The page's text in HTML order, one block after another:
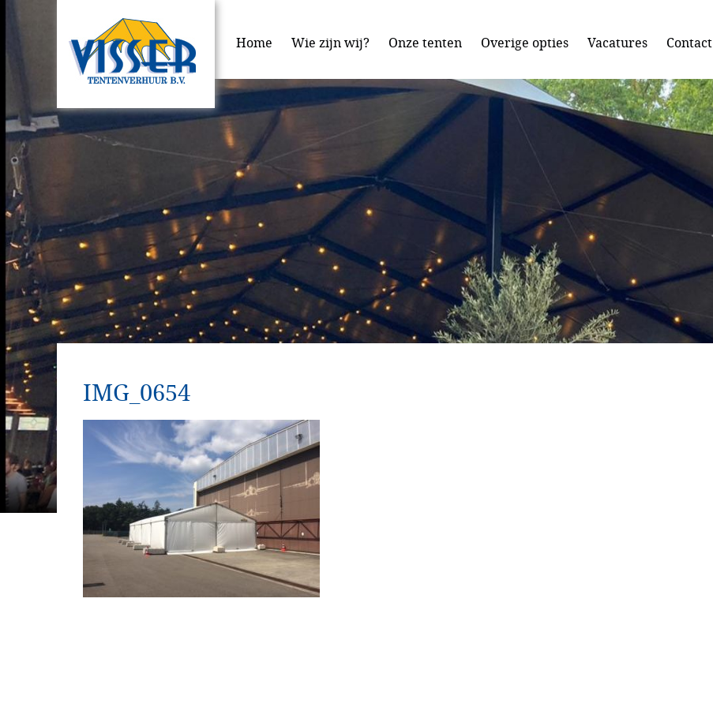
IMG_0654
Home Wie zijn wij? Onze tenten Overige opties Vacatures Contact